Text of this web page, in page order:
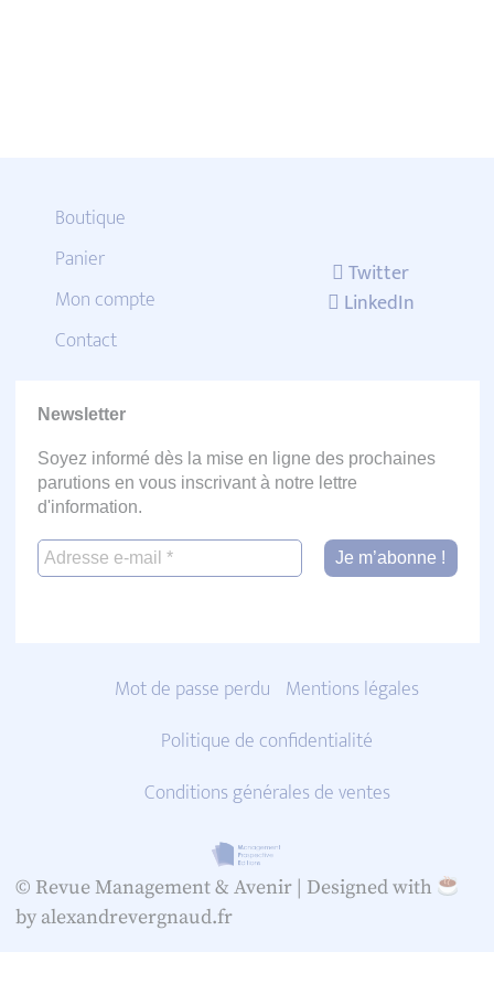
Boutique
Panier
Mon compte
Contact
Twitter
LinkedIn
Newsletter
Soyez informé dès la mise en ligne des prochaines
parutions en vous inscrivant à notre lettre
d'information.
Mot de passe perdu Mentions légales
Politique de confidentialité
Conditions générales de ventes
© Revue Management & Avenir | Designed with
by alexandrevergnaud.fr